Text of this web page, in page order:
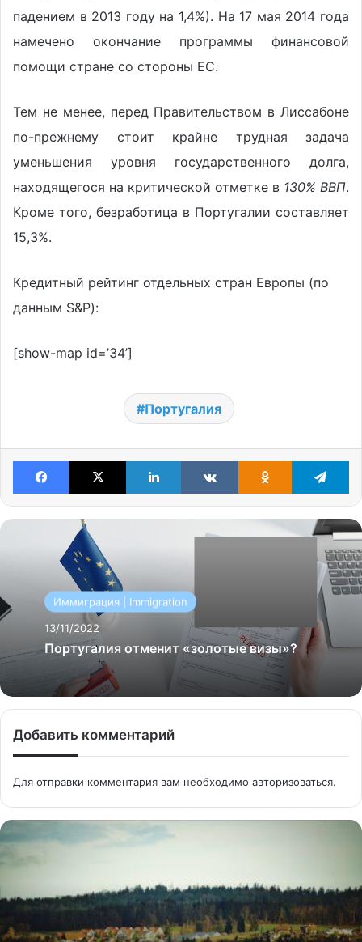
падением в 2013 году на 1,4%). На 17 мая 2014 года
намечено окончание программы финансовой
помощи стране со стороны ЕС.
Тем не менее, перед Правительством в Лиссабоне
по-прежнему стоит крайне трудная задача
уменьшения уровня государственного долга,
находящегося на критической отметке в 130% ВВП.
Кроме того, безработица в Португалии составляет
15,3%.
Кредитный рейтинг отдельных стран Европы (по
данным S&P):
[show-map id=’34’]
Португалия
Facebook X LinkedIn VKontakteOdnoklassniki
Иммиграция | Immigration
13/11/2022
Португалия отменит «золотые визы»?
Добавить комментарий
Для отправки комментария вам необходимо авторизоваться.